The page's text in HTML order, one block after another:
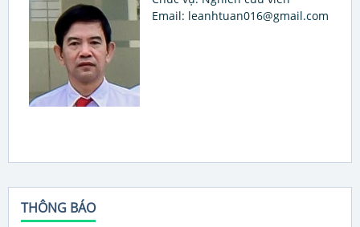
THÔNG BÁO
Email: leanhtuan016@gmail.com